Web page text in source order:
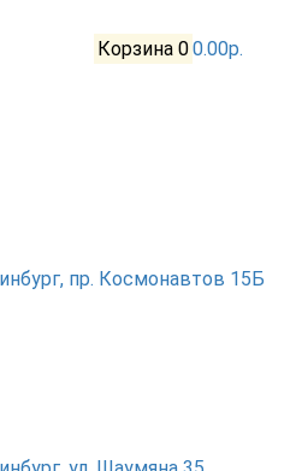
Корзина 00.00р.
пр. Космонавтов 15Б